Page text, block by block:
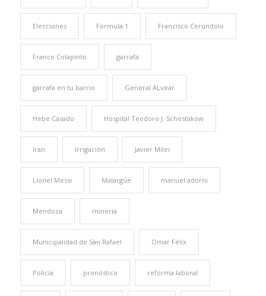
Elecciones Formula 1 Francisco Cerúndolo
Franco Colapinto garrafa
garrafa en tu barrio General ALvear
Hebe Casado Hospital Teodoro J. Schestakow
Iran Irrigación Javier Milei
Lionel Messi Malargüe manuel adorni
Mendoza minería
Municipalidad de San Rafael Omar Félix
Policía pronóstico reforma laboral